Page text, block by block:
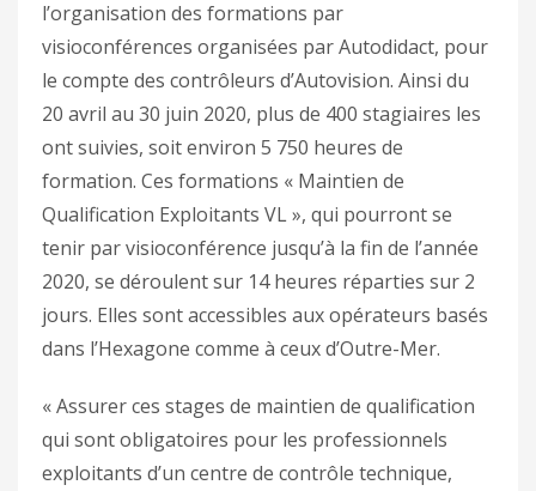
l’organisation des formations par
visioconférences organisées par Autodidact, pour
le compte des contrôleurs d’Autovision. Ainsi du
20 avril au 30 juin 2020, plus de 400 stagiaires les
ont suivies, soit environ 5 750 heures de
formation. Ces formations « Maintien de
Qualification Exploitants VL », qui pourront se
tenir par visioconférence jusqu’à la fin de l’année
2020, se déroulent sur 14 heures réparties sur 2
jours. Elles sont accessibles aux opérateurs basés
dans l’Hexagone comme à ceux d’Outre-Mer.
« Assurer ces stages de maintien de qualification
qui sont obligatoires pour les professionnels
exploitants d’un centre de contrôle technique,